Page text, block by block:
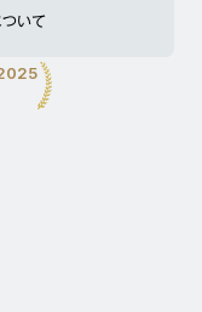
いて